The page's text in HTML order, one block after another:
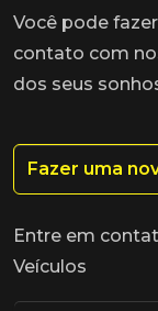
Você pode
contato com
dos seus
Fazer uma
Entre em
Veículos